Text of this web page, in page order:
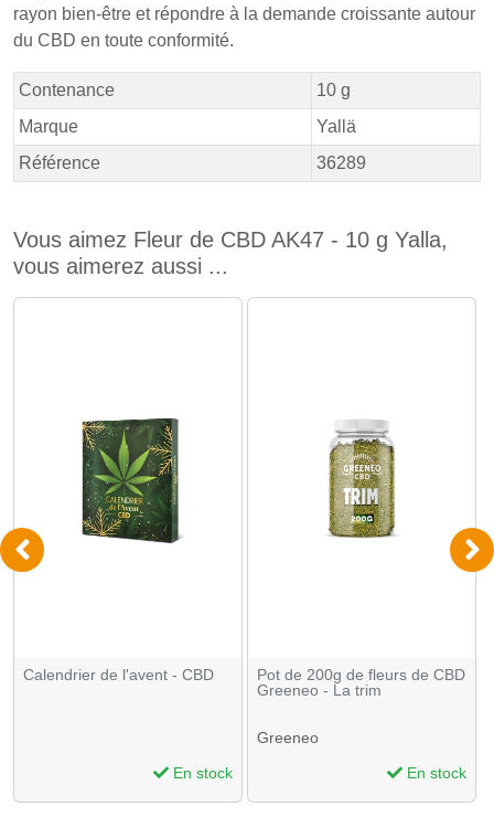
rayon bien-être et répondre à la demande croissante autour
du CBD en toute conformité.
Contenance
10 g
Marque
Yallä
Référence
36289
Vous aimez Fleur de CBD AK47 - 10 g Yalla,
vous aimerez aussi ...
Calendrier de l'avent - CBD
En stock
Pot de 200g de fleurs de CBD
Greeneo - La trim
Greeneo
En stock